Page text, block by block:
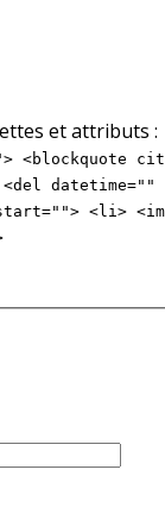
et attributs :
<del
<li>